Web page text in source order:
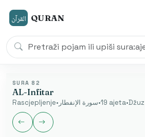
القرآن QURAN
SURA 82
AL-Infitar
Rascjepljenje• سورة الإنفطار•19 ajeta•